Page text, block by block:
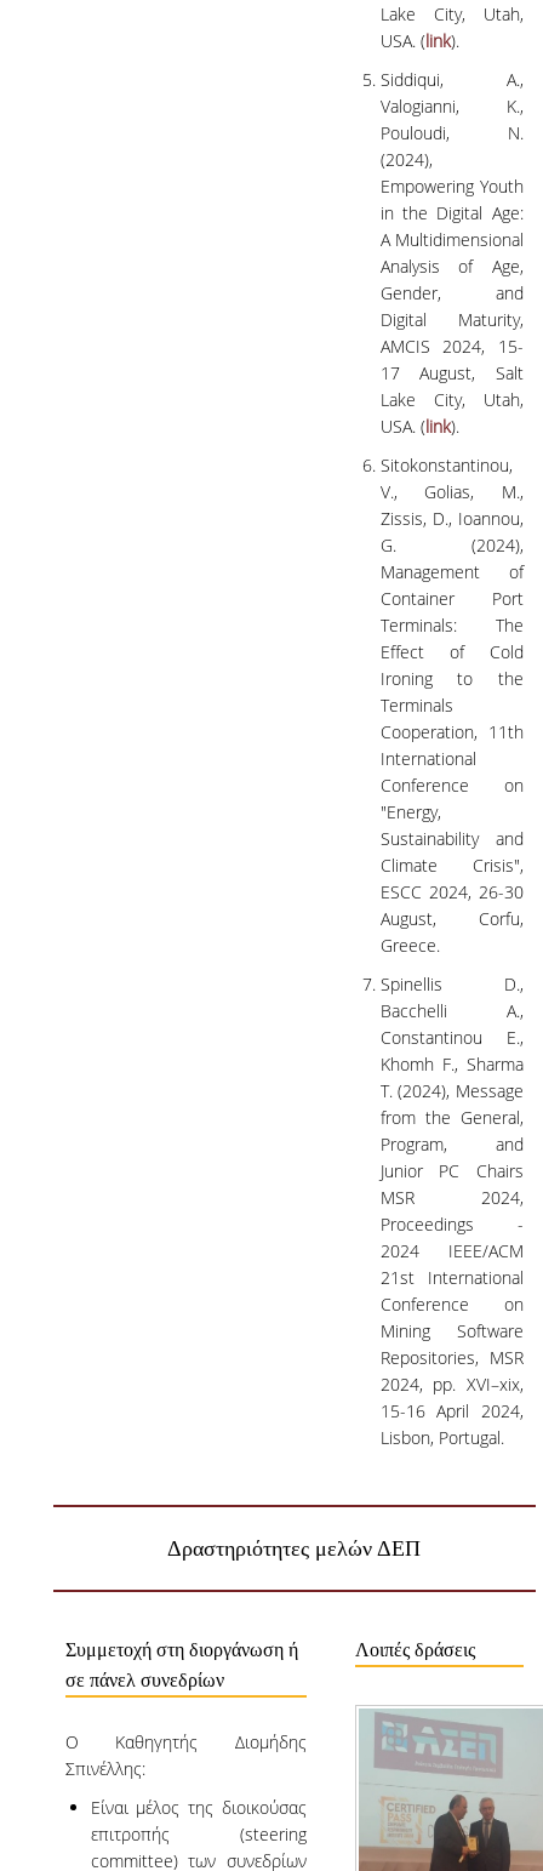
Lake City, Utah,
USA. (link).
Siddiqui, A.,
Valogianni, K.,
Pouloudi, N.
(2024),
Empowering Youth
in the Digital Age:
A Multidimensional
Analysis of Age,
Gender, and
Digital Maturity,
AMCIS 2024, 15-
17 August, Salt
Lake City, Utah,
USA. (link).
Sitokonstantinou,
V., Golias, M.,
Zissis, D., Ioannou,
G. (2024),
Management of
Container Port
Terminals: The
Effect of Cold
Ironing to the
Terminals
Cooperation, 11th
International
Conference on
"Energy,
Sustainability and
Climate Crisis",
ESCC 2024, 26-30
August, Corfu,
Greece.
Spinellis D.,
Bacchelli A.,
Constantinou E.,
Khomh F., Sharma
T. (2024), Message
from the General,
Program, and
Junior PC Chairs
MSR 2024,
Proceedings -
2024 IEEE/ACM
21st International
Conference on
Mining Software
Repositories, MSR
2024, pp. XVI–xix,
15-16 April 2024,
Lisbon, Portugal.
Δραστηριότητες μελών ΔΕΠ
Συμμετοχή στη διοργάνωση ή
σε πάνελ συνεδρίων
Ο Καθηγητής Διομήδης
Σπινέλλης:
Είναι μέλος της διοικούσας
επιτροπής (steering
committee) των συνεδρίων
Λοιπές δράσεις